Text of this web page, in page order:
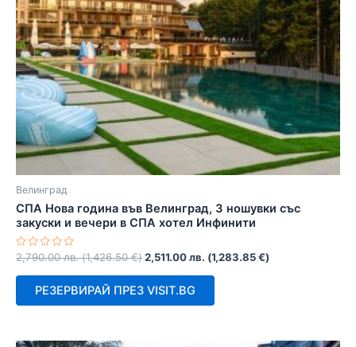
Велинград
СПА Нова година във Велинград, 3 ношувки със
закуски и вечери в СПА хотел Инфинити
Оценено
0
2,790.00лв. (1,426.50€)2,511.00лв. (1,283.85€)
РЕЗЕРВИРАЙ ПРЕЗ VISIT.BG